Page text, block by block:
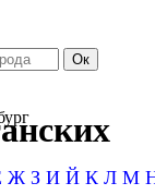
Ж З И Й К Л М